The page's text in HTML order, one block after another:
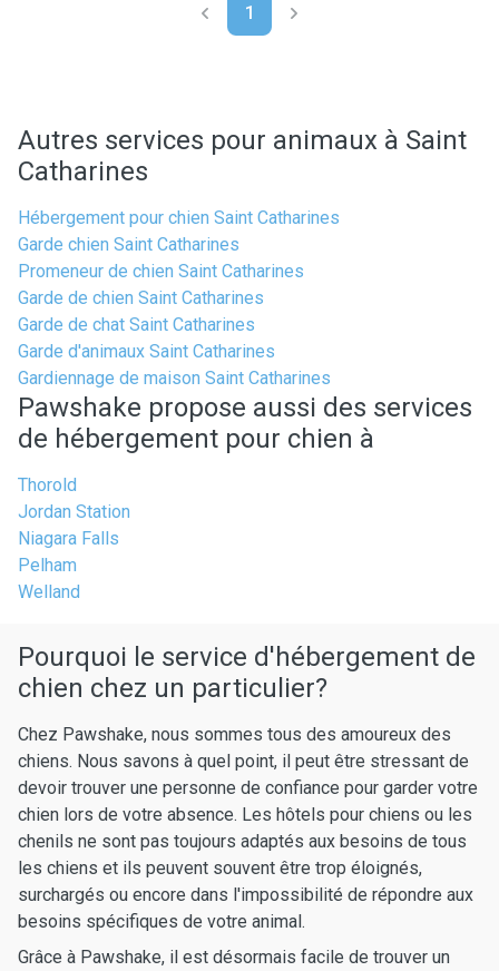
1
Autres services pour animaux à Saint
Catharines
Hébergement pour chien Saint Catharines
Garde chien Saint Catharines
Promeneur de chien Saint Catharines
Garde de chien Saint Catharines
Garde de chat Saint Catharines
Garde d'animaux Saint Catharines
Gardiennage de maison Saint Catharines
Pawshake propose aussi des services
de hébergement pour chien à
Thorold
Jordan Station
Niagara Falls
Pelham
Welland
Pourquoi le service d'hébergement de
chien chez un particulier?
Chez Pawshake, nous sommes tous des amoureux des
chiens. Nous savons à quel point, il peut être stressant de
devoir trouver une personne de confiance pour garder votre
chien lors de votre absence. Les hôtels pour chiens ou les
chenils ne sont pas toujours adaptés aux besoins de tous
les chiens et ils peuvent souvent être trop éloignés,
surchargés ou encore dans l'impossibilité de répondre aux
besoins spécifiques de votre animal.
Grâce à Pawshake, il est désormais facile de trouver un